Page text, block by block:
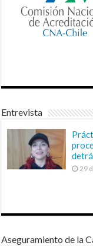
Entrevista
29
Aseguramiento de la